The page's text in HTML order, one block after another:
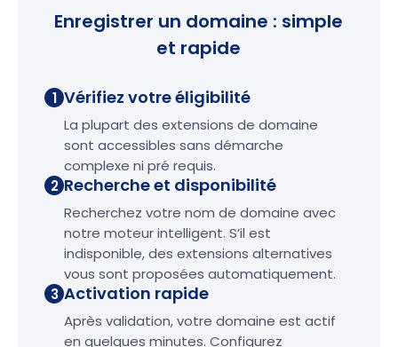
Enregistrer un domaine : simple
et rapide
1 Vérifiez votre éligibilité
La plupart des extensions de domaine
sont accessibles sans démarche
complexe ni pré requis.
2 Recherche et disponibilité
Recherchez votre nom de domaine avec
notre moteur intelligent. S’il est
indisponible, des extensions alternatives
vous sont proposées automatiquement.
3 Activation rapide
Après validation, votre domaine est actif
en quelques minutes. Configurez